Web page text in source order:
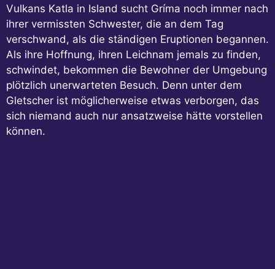
Vulkans Katla in Island sucht Gríma noch immer nach
ihrer vermissten Schwester, die an dem Tag
verschwand, als die ständigen Eruptionen begannen.
Als ihre Hoffnung, ihren Leichnam jemals zu finden,
schwindet, bekommen die Bewohner der Umgebung
plötzlich unerwarteten Besuch. Denn unter dem
Gletscher ist möglicherweise etwas verborgen, das
sich niemand auch nur ansatzweise hätte vorstellen
können.